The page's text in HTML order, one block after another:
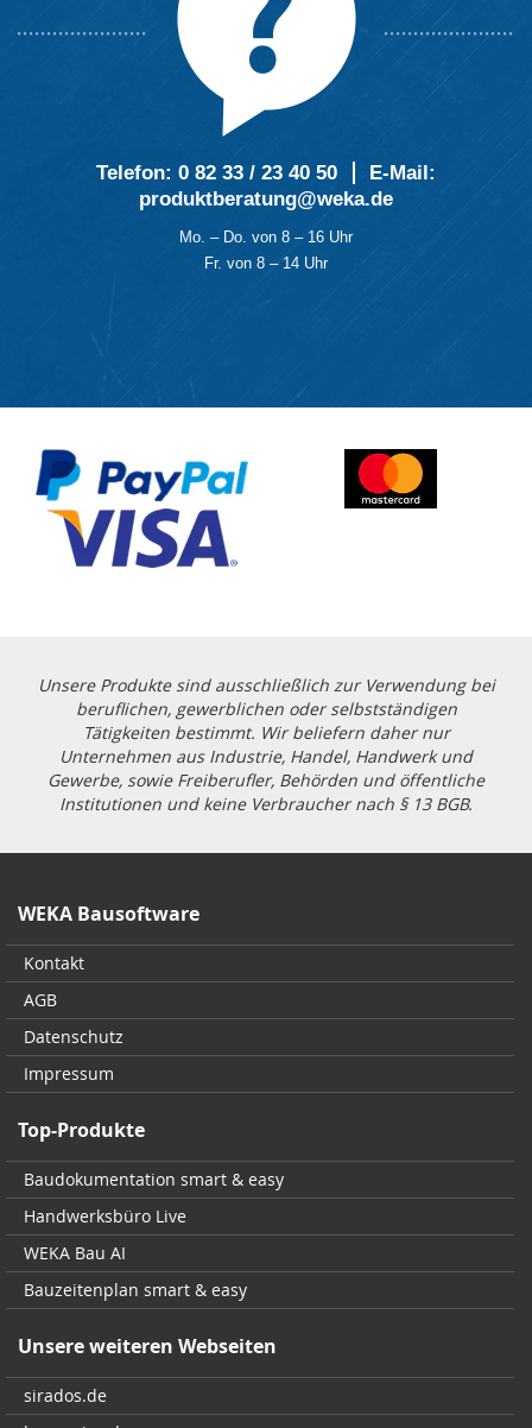
Telefon: 0 82 33 / 23 40 50 E-Mail:
produktberatung@weka.de
Mo. – Do. von 8 – 16 Uhr
Fr. von 8 – 14 Uhr
Unsere Produkte sind ausschließlich zur Verwendung bei
beruflichen, gewerblichen oder selbstständigen
Tätigkeiten bestimmt. Wir beliefern daher nur
Unternehmen aus Industrie, Handel, Handwerk und
Gewerbe, sowie Freiberufler, Behörden und öffentliche
Institutionen und keine Verbraucher nach § 13 BGB.
WEKA Bausoftware
Kontakt
AGB
Datenschutz
Impressum
Top-Produkte
Baudokumentation smart & easy
Handwerksbüro Live
WEKA Bau AI
Bauzeitenplan smart & easy
Unsere weiteren Webseiten
sirados.de